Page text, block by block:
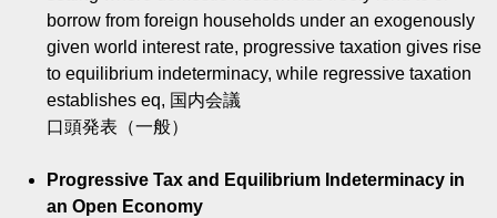
borrow from foreign households under an exogenously
given world interest rate, progressive taxation gives rise
to equilibrium indeterminacy, while regressive taxation
establishes eq, 国内会議
口頭発表（一般）
Progressive Tax and Equilibrium Indeterminacy in
an Open Economy